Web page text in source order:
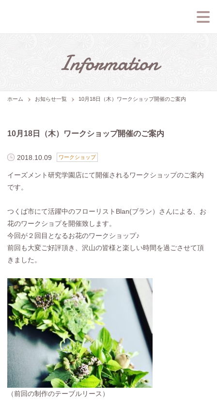
ホーム お知らせ一覧 10月18日（木）ワークショップ開催のご案内
10月18日（木）ワークショップ開催のご案内
2018.10.09 ワークショップ
イーズメント研究学園店にて開催されるワークショップのご案内
です。
つくば市にて活躍中のフローリストBlan(ブラン）さんによる、お
花のワークショプを開催致します。
今回が２回目となるお花のワークショップ♪
前回も大変ご好評頂き、沢山の皆様と楽しい時間を過ごさせて頂
きました。
（前回の制作のテーブルリース）